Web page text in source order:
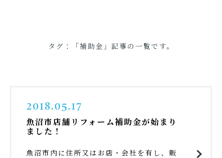
タグ：「補助金」記事の一覧です。
2018.05.17
魚沼市店舗リフォーム補助金が始まり
ました！
魚沼市内に住所又はお店・会社を有し、販